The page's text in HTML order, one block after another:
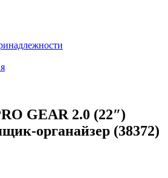
GEAR 2.0 (22″)
органайзер (38372)